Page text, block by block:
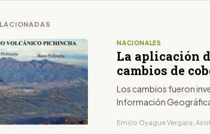
NACIONALES
La aplicación
cambios de
Los cambios fueron
Información
Emilio Oyague Vergara,